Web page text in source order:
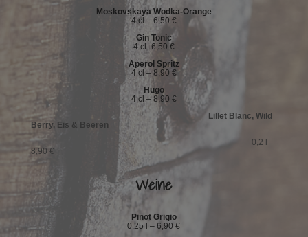
Moskovskaya Wodka-Orange
4 cl – 6,50 €
Gin Tonic
4 cl -6,50 €
Aperol Spritz
4 cl – 8,90 €
Hugo
4 cl – 8,90 €
Lillet Blanc, Wild
Berry, Eis & Beeren
0,2 l
8,90 €
Weine
Pinot Grigio
0,25 l – 6,90 €